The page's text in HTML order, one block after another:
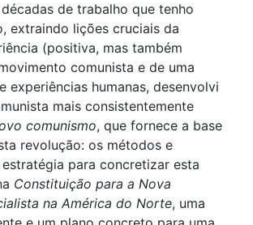
de trabalho que tenho
extraindo lições cruciais da
(positiva, mas também
comunista e de uma
experiências humanas, desenvolvi
mais consistentemente
comunismo, que fornece a base
revolução: os métodos e
para concretizar esta
Constituição para a Nova
na América do Norte, uma